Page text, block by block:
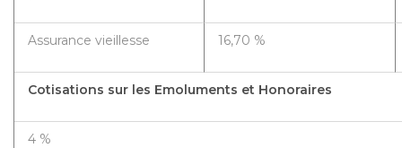
Assurance vieillesse 16,70 %
Cotisations sur les Emoluments et Honoraires
4 %